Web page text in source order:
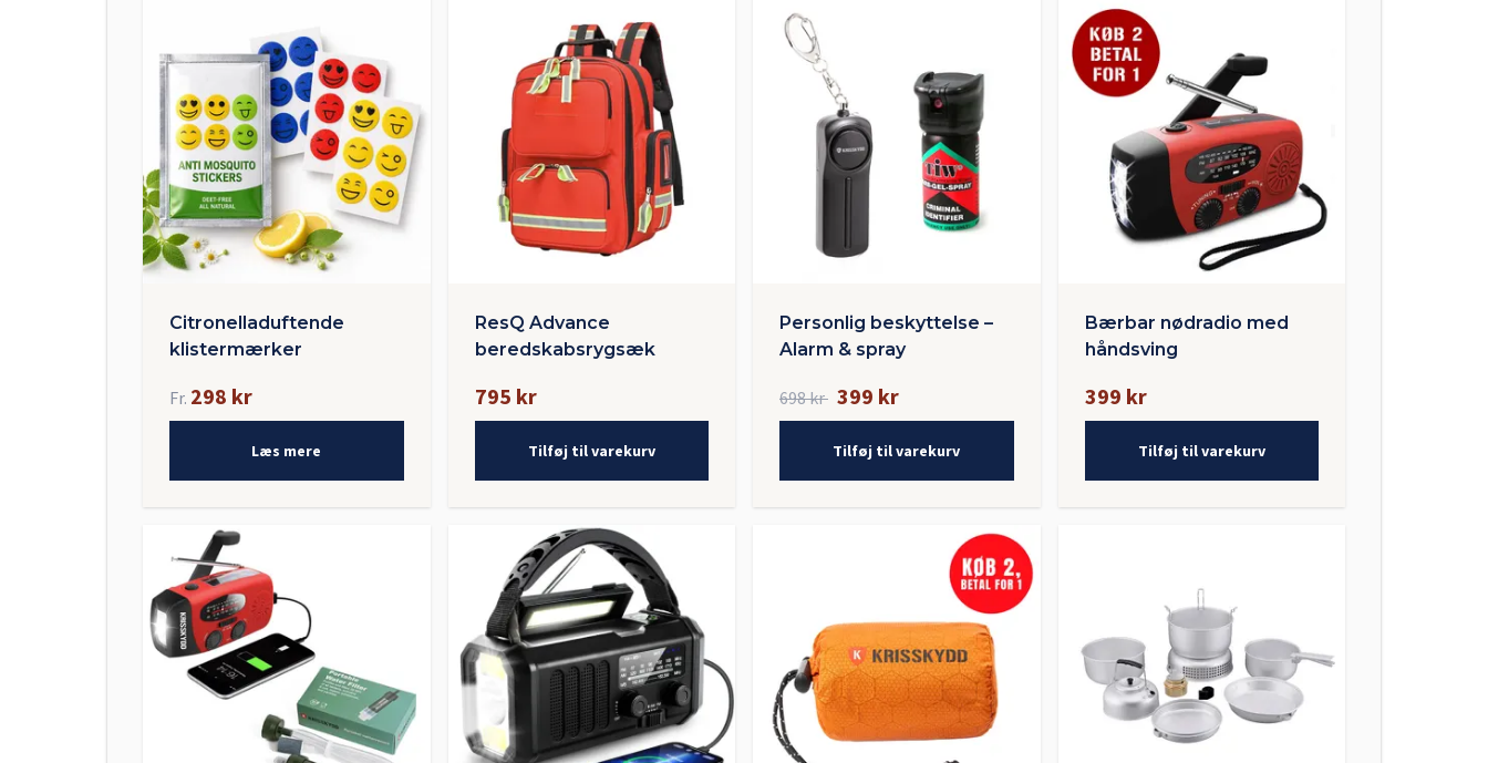
Citronelladuftende
klistermærker
Fr. 298 kr
Læs mere
ResQ Advance
beredskabsrygsæk
795 kr
Tilføj til varekurv
Personlig beskyttelse –
Alarm & spray
698 kr 399 kr
Tilføj til varekurv
Bærbar nødradio med
håndsving
399 kr
Tilføj til varekurv